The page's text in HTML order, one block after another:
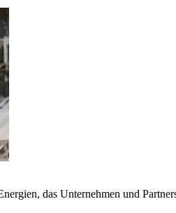
das Unternehmen und